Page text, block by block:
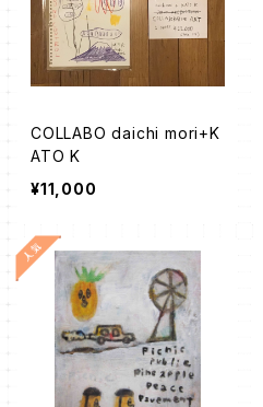
COLLABO daichi mori+K
ATO K
¥11,000